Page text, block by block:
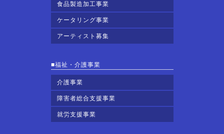
食品製造加工事業
ケータリング事業
アーティスト募集
■福祉・介護事業
介護事業
障害者総合支援事業
就労支援事業